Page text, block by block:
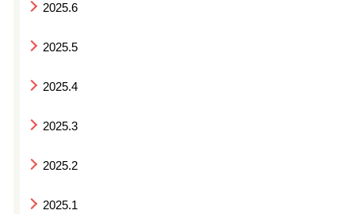
2025.6
2025.5
2025.4
2025.3
2025.2
2025.1